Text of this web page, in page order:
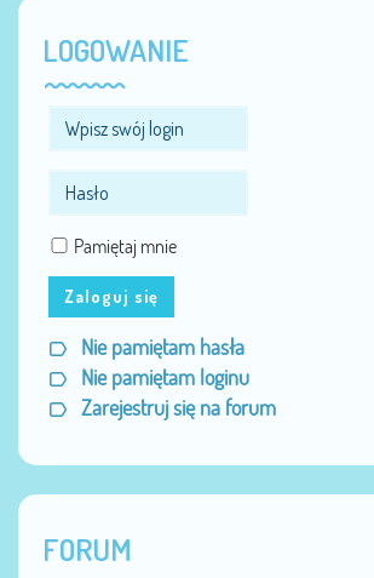
LOGOWANIE
Pamiętaj mnie
Zaloguj się
Nie pamiętam hasła
Nie pamiętam loginu
Zarejestruj się na forum
FORUM